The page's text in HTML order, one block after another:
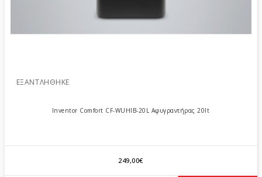
ΕΞΑΝΤΛΉΘΗΚΕ
Inventor Comfort CF-WUHIB-20L Αφυγραντήρας 20lt
249,00€